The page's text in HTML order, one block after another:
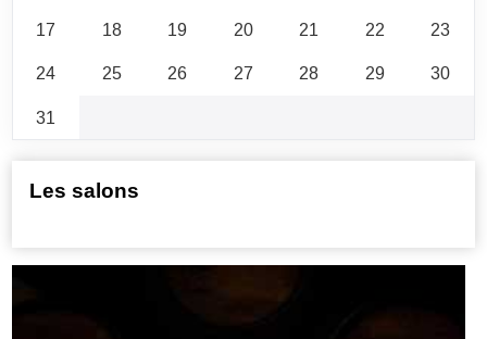
17
18 19 20 21 22
23
24
25 26 27 28 29
30
31
Les salons